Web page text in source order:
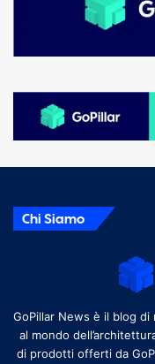
Chi Siamo
GoPillar News è il blog
al mondo
di prodotti offerti da